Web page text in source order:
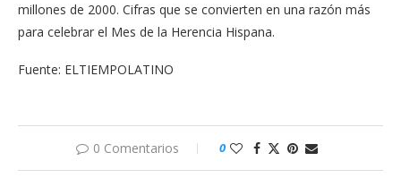
millones de 2000. Cifras que se convierten en una razón más
para celebrar el Mes de la Herencia Hispana.
Fuente: ELTIEMPOLATINO
0 Comentarios 0